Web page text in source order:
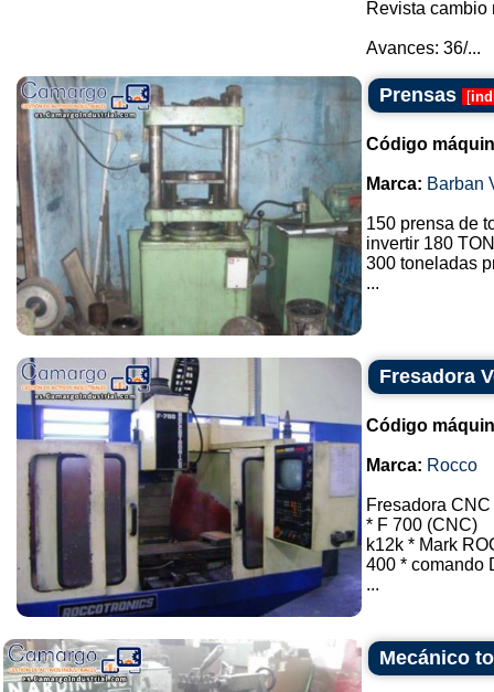
Revista cambio
Avances: 36/...
Prensas [
Código
Marca: Barban
150 prensa de
invertir 180
300 toneladas
...
Fresadora
Código
Marca: Rocco
Fresadora
* F 700 (CNC)
k12k * Mark
400 * comando
...
Mecánico